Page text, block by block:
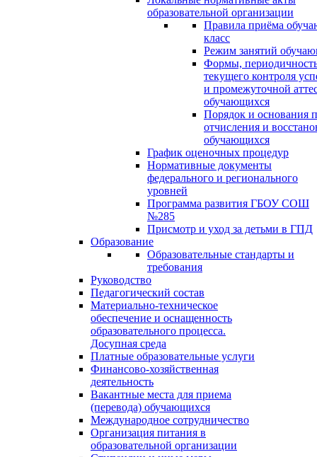
образовательной организации
Правила приёма
класс
Режим занятий
Формы,
текущего контроля
и промежуточной
обучающихся
Порядок и основания
отчисления и
обучающихся
График оценочных процедур
Нормативные документы
федерального и регионального
уровней
Программа развития ГБОУ СОШ
№285
Присмотр и уход за детьми в ГПД
Образование
Образовательные стандарты и
требования
Руководство
Педагогический состав
Материально-техническое
обеспечение и оснащенность
образовательного процесса.
Досупная среда
Платные образовательные услуги
Финансово-хозяйственная
деятельность
Вакантные места для приема
(перевода) обучающихся
Международное сотрудничество
Организация питания в
образовательной организации